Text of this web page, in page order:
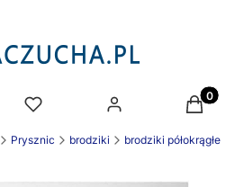
Prysznic brodziki brodziki półokrągłe